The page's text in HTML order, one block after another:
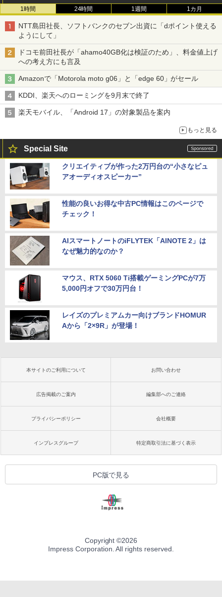
1時間 24時間 1週間 1カ月
NTT島田社長、ソフトバンクのセブン出資に「dポイント使える
ようにして」
ドコモ前田社長が「ahamo40GB化は検証のため」、料金値上げ
への考え方にも言及
Amazonで「Motorola moto g06」と「edge 60」がセール
KDDI、楽天へのローミングを9月末で終了
楽天モバイル、「Android 17」の対象製品を案内
もっと見る
Special Site
クリエイティブが作った2万円台の“小さなピュ
アオーディオスピーカー”
性能の良いお得な中古PC情報はこのページで
チェック！
AIスマートノートのiFLYTEK「AINOTE 2」は
なぜ魅力的なのか？
マウス、RTX 5060 Ti搭載ゲーミングPCが7万
5,000円オフで30万円台！
レイズのプレミアムカー向けブランドHOMUR
Aから「2×9R」が登場！
本サイトのご利用について お問い合わせ
広告掲載のご案内 編集部へのご連絡
プライバシーポリシー 会社概要
インプレスグループ 特定商取引法に基づく表示
PC版で見る
Copyright ©2026
Impress Corporation. All rights reserved.